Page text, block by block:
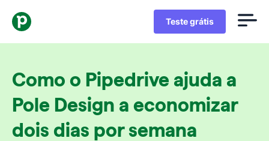
Teste grátis
Como o Pipedrive ajuda a
Pole Design a economizar
dois dias por semana